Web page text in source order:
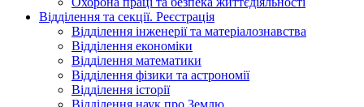
Відділення та секції. Реєстрація
Відділення інженерії та матеріалознавства
Відділення економіки
Відділення математики
Відділення фізики та астрономії
Відділення історії